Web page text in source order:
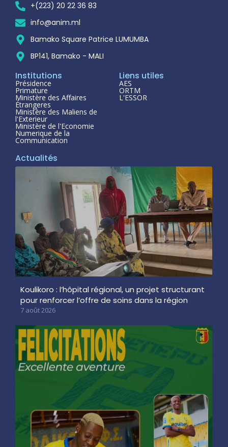
+(223) 20 22 36 83
info@anim.ml
Bamako Square Patrice LUMUMBA
BP141, Bamako - MALI
Institutions
Présidence
Primature
Ministère des Affaires
Étrangeres
Ministère des Maliens de
l'Exterieur
Ministère de l'Economie
Numerique de la
Communication
Liens utiles
AES
ORTM
L'ESSOR
Actualités
Koulikoro : l’hôpital régional, un projet structurant
pour renforcer l’offre de soins dans la région
7 août 2026